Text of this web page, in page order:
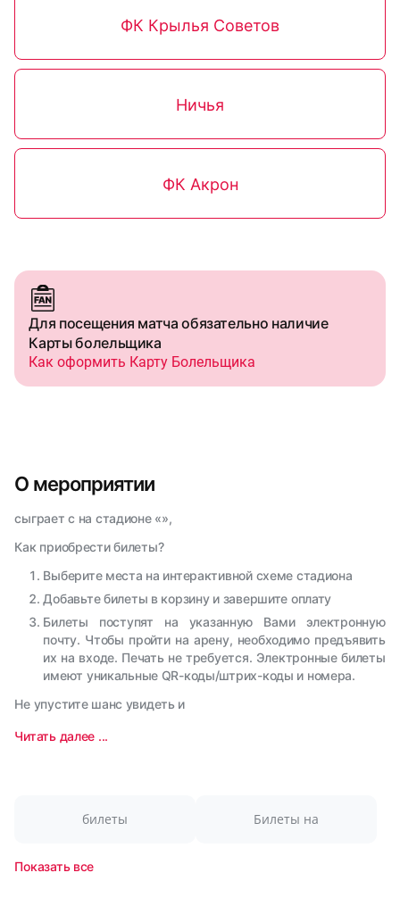
ФК Крылья Советов
Ничья
ФК Акрон
Для посещения матча обязательно наличие
Карты болельщика
Как оформить Карту Болельщика
О мероприятии
сыграет с на стадионе «»,
Как приобрести билеты?
Выберите места на интерактивной схеме стадиона
Добавьте билеты в корзину и завершите оплату
Билеты поступят на указанную Вами электронную
почту. Чтобы пройти на арену, необходимо предъявить
их на входе. Печать не требуется. Электронные билеты
имеют уникальные QR-коды/штрих-коды и номера.
Не упустите шанс увидеть и
Читать далее ...
билеты Билеты на
Показать все